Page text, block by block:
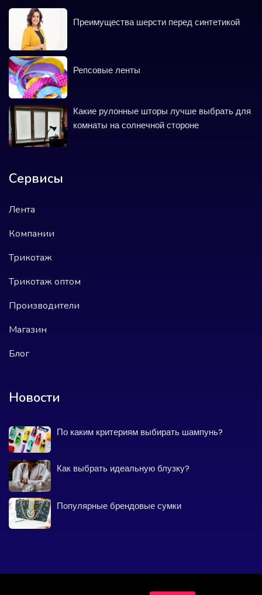
Преимущества шерсти перед синтетикой
Репсовые ленты
Какие рулонные шторы лучше выбрать для
комнаты на солнечной стороне
Сервисы
Лента
Компании
Трикотаж
Трикотаж оптом
Производители
Магазин
Блог
Новости
По каким критериям выбирать шампунь?
Как выбрать идеальную блузку?
Популярные брендовые сумки